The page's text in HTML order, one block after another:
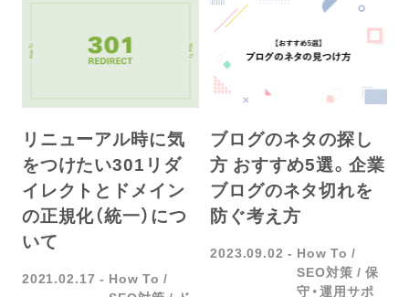
リニューアル時に気
をつけたい301リダ
イレクトとドメイン
の正規化（統一）につ
いて
2021.02.17
How To
ブログのネタの探し
方 おすすめ5選。企業
ブログのネタ切れを
防ぐ考え方
2023.09.02
How To
SEO対策
保
守・運用サポ